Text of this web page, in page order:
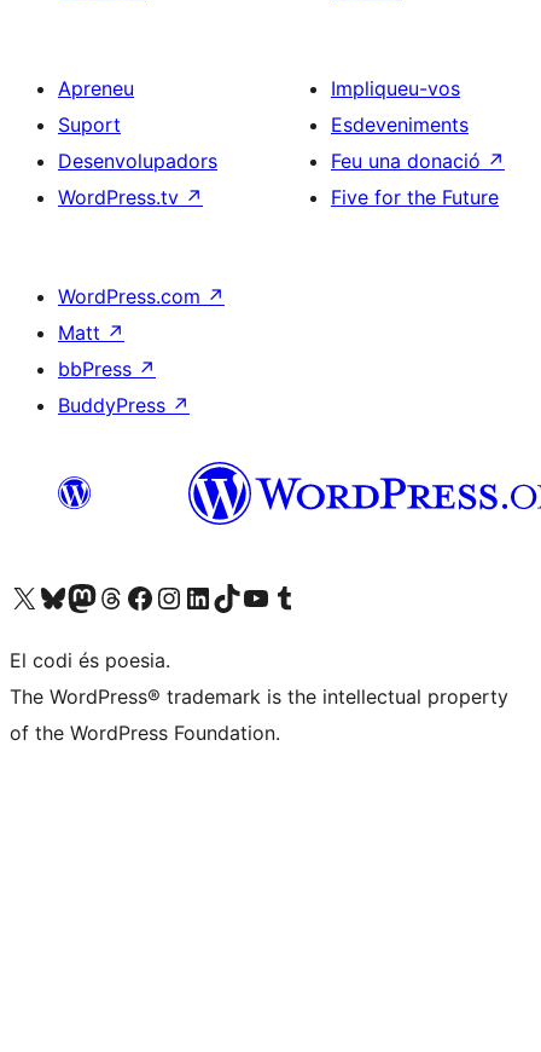
Apreneu
Suport
Desenvolupadors
WordPress.tv ↗
Impliqueu-vos
Esdeveniments
Feu una donació ↗
Five for the Future
WordPress.com ↗
Matt ↗
bbPress ↗
BuddyPress ↗
Visiteu el nostre compte X (abans Twitter)
Visiteu el nostre compte de Bluesky
Visiteu el nostre compte al Mastodon
Visiteu el nostre compte de Threads
Visiteu la nostra pàgina al Facebook
Visiteu el nostre compte d'Instagram
Visiteu el nostre compte de LinkedIn
Visiteu el nostre compte de TikTok
Visiteu el nostre canal al YouTube
Visiteu el nostre compte de Tumblr
El codi és poesia.
The WordPress® trademark is the intellectual property
of the WordPress Foundation.